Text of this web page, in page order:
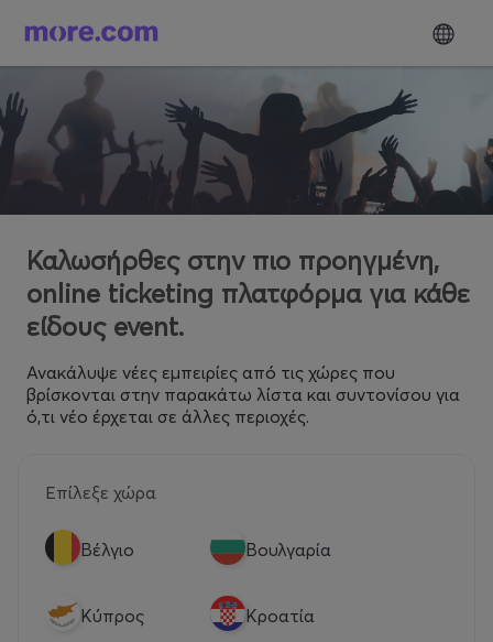
Καλωσήρθες στην πιο προηγμένη,
online ticketing πλατφόρμα για κάθε
είδους event.
Ανακάλυψε νέες εμπειρίες από τις χώρες που
βρίσκονται στην παρακάτω λίστα και συντονίσου για
ό,τι νέο έρχεται σε άλλες περιοχές.
Επίλεξε χώρα
Βέλγιο Βουλγαρία
Κύπρος Κροατία